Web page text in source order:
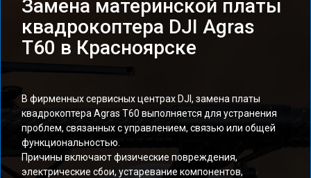
Замена материнской платы
квадрокоптера DJI Agras
T60 в Красноярске
В фирменных сервисных центрах DJI, замена платы
квадрокоптера Agras T60 выполняется для устранения
проблем, связанных с управлением, связью или общей
функциональностью.
Причины включают физические повреждения,
электрические сбои, устаревание компонентов,